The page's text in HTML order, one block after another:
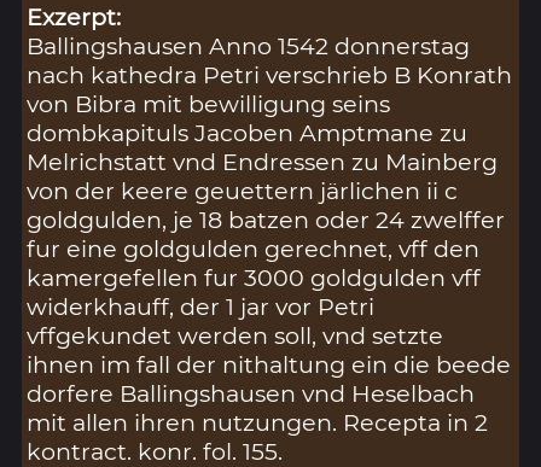
Exzerpt:
Ballingshausen Anno 1542 donnerstag
nach kathedra Petri verschrieb B Konrath
von Bibra mit bewilligung seins
dombkapituls Jacoben Amptmane zu
Melrichstatt vnd Endressen zu Mainberg
von der keere geuettern järlichen ii c
goldgulden, je 18 batzen oder 24 zwelffer
fur eine goldgulden gerechnet, vff den
kamergefellen fur 3000 goldgulden vff
widerkhauff, der 1 jar vor Petri
vffgekundet werden soll, vnd setzte
ihnen im fall der nithaltung ein die beede
dorfere Ballingshausen vnd Heselbach
mit allen ihren nutzungen. Recepta in 2
kontract. konr. fol. 155.